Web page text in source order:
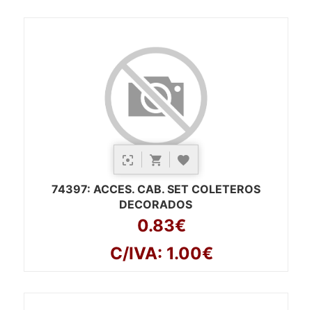
74397: ACCES. CAB. SET COLETEROS
DECORADOS
0.83€
C/IVA: 1.00€